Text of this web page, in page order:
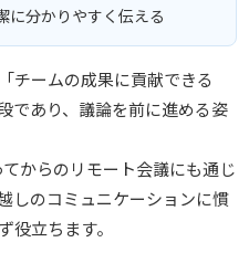
に分かりやすく伝える
チームの成果に貢献できる
であり、議論を前に進める姿
からのリモート会議にも通じ
しのコミュニケーションに慣
役立ちます。